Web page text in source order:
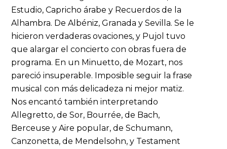
Estudio, Capricho árabe y Recuerdos de la
Alhambra. De Albéniz, Granada y Sevilla. Se le
hicieron verdaderas ovaciones, y Pujol tuvo
que alargar el concierto con obras fuera de
programa. En un Minuetto, de Mozart, nos
pareció insuperable. Imposible seguir la frase
musical con más delicadeza ni mejor matiz.
Nos encantó también interpretando
Allegretto, de Sor, Bourrée, de Bach,
Berceuse y Aire popular, de Schumann,
Canzonetta, de Mendelsohn, y Testament